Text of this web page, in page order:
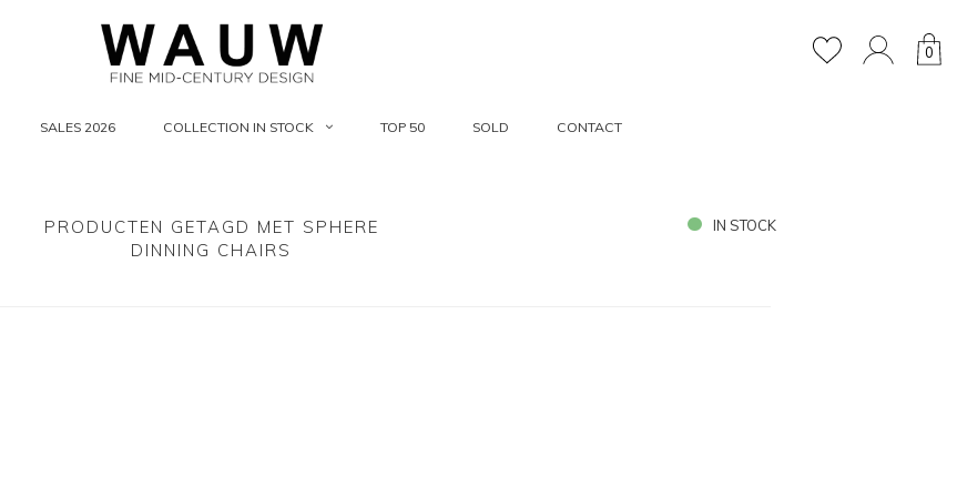
0
SALES 2026 COLLECTION IN STOCK TOP 50 SOLD CONTACT
PRODUCTEN GETAGD MET SPHERE
DINNING CHAIRS
IN STOCK